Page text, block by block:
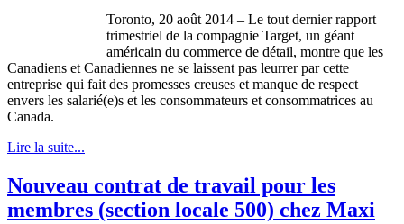
Toronto, 20 août 2014 – Le tout dernier rapport
trimestriel de la compagnie Target, un géant
américain du commerce de détail, montre que les
Canadiens et Canadiennes ne se laissent pas leurrer par cette
entreprise qui fait des promesses creuses et manque de respect
envers les salarié(e)s et les consommateurs et consommatrices au
Canada.
Lire la suite...
Nouveau contrat de travail pour les
membres (section locale 500) chez Maxi